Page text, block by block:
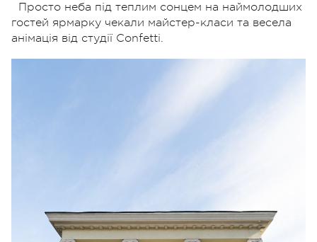
Просто неба під теплим сонцем на наймолодших
гостей ярмарку чекали майстер-класи та весела
анімація від студії Сonfetti.